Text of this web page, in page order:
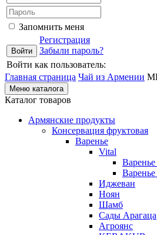
Запомнить меня
Регистрация
Забыли пароль?
Войти как пользователь:
Главная страница Чай из Армении
Меню каталога
Каталог товаров
Армянские продукты
Консервация фруктовая
Варенье
Vital
Иджеван
Ноян
Шамб
Сады Арагаца
Агроянс